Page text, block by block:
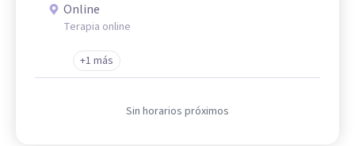
Online
Terapia online
+1 más
Sin horarios próximos